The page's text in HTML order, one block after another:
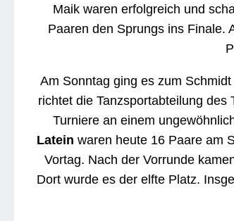
Maik waren erfolgreich und
Paaren den Sprungs ins Finale.
Am Sonntag ging es zum
richtet die Tanzsportabteilung
Turniere an einem
Latein waren heute 16 Paare am
Vortag. Nach der Vorrunde
Dort wurde es der elfte Platz.